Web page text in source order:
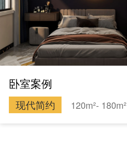
卧室案例
现代简约 120m²- 180m²